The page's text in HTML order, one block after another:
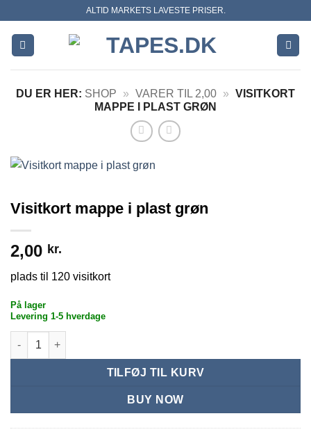
content
ALTID MARKETS LAVESTE PRISER.
DU ER HER: SHOP » VARER TIL 2,00 » VISITKORT
MAPPE I PLAST GRØN
Visitkort mappe i plast grøn
2,00 kr.
plads til 120 visitkort
På lager
Levering 1-5 hverdage
Visitkort mappe i plast grøn antal
TILFØJ TIL KURV
BUY NOW